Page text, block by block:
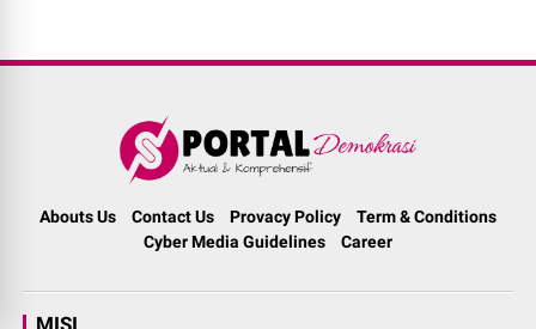
Abouts Us Contact Us Provacy Policy
Term & Conditions
Cyber Media Guidelines
Career
MISI